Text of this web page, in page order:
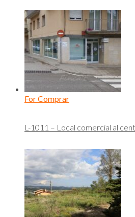
For Comprar
L-1011 – Local comercial al